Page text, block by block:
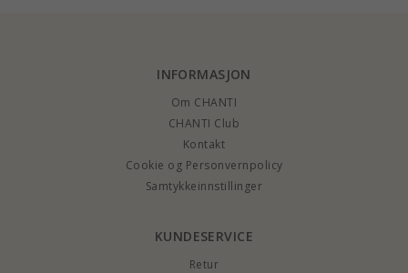
INFORMASJON
Om CHANTI
CHANTI Club
Kontakt
Cookie og Personvernpolicy
Samtykkeinnstillinger
KUNDESERVICE
Retur